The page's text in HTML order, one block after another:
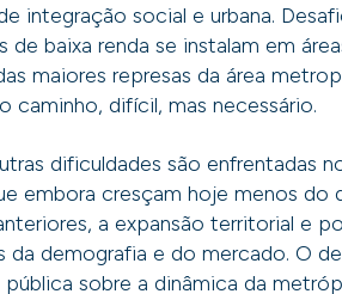
integração social e urbana.
de baixa renda se instalam em
maiores represas da área
caminho, difícil, mas necessário.
dificuldades são enfrentadas
embora cresçam hoje menos do
a expansão territorial e
da demografia e do mercado. O
pública sobre a dinâmica da